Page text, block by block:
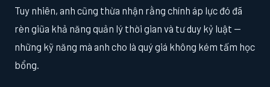
Tuy nhiên, anh cũng thừa nhận rằng chính áp lực đó đã
rèn giũa khả năng quản lý thời gian và tư duy kỷ luật —
những kỹ năng mà anh cho là quý giá không kém tấm học
bổng.